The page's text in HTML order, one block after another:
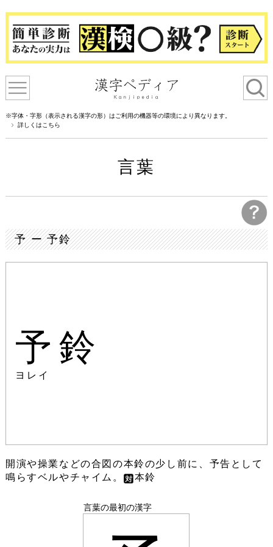
※字体・字形（表示される漢字の形）はご利用の機器等の環境により異なります。
詳しくはこちら
言葉
予 ー 予鈴
予鈴
ヨレイ
開演や操業などの合図の本鈴の少し前に、予告として
鳴らすベルやチャイム。
本鈴
言葉の最初の漢字